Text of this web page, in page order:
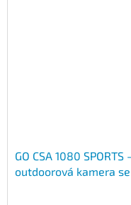
GO CSA 1080
outdoorová kamera